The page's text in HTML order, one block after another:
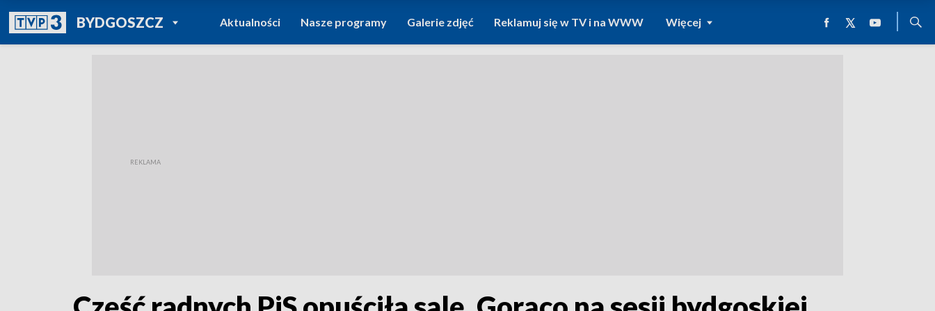
BYDGOSZCZPOWRÓT DO
TVP REGIONY
Aktualności Nasze programy Galerie zdjęć Reklamuj się w TV i na WWW Więcej